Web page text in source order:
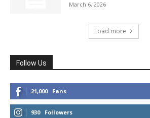
March 6, 2026
Load more
Follow Us
21,000 Fans
930 Followers